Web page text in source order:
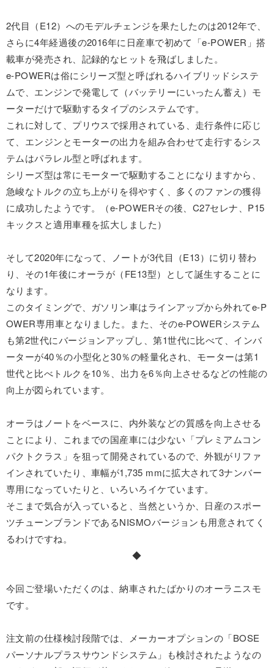
2代目（E12）へのモデルチェンジを果たしたのは2012年で、
さらに4年経過後の2016年に日産車で初めて「e-POWER」搭
載車が発売され、記録的なヒットを飛ばしました。
e-POWERは俗にシリーズ型と呼ばれるハイブリッドシステ
ムで、エンジンで発電して（バッテリーにいったん蓄え）モ
ーターだけで駆動するタイプのシステムです。
これに対して、プリウスで採用されている、走行条件に応じ
て、エンジンとモーターの出力を組み合わせて走行するシス
テムはパラレル型と呼ばれます。
シリーズ型は常にモーターで駆動することになりますから、
急峻なトルクの立ち上がりを得やすく、多くのファンの獲得
に成功したようです。（e-POWERその後、C27セレナ、P15
キックスと適用車種を拡大しました）
そして2020年になって、ノートが3代目（E13）に切り替わ
り、その1年後にオーラが（FE13型）として誕生することに
なります。
このタイミングで、ガソリン車はラインアップから外れてe-P
OWER専用車となりました。また、そのe-POWERシステム
も第2世代にバージョンアップし、第1世代に比べて、インバ
ーターが40％の小型化と30％の軽量化され、モーターは第1
世代と比べトルクを10％、出力を6％向上させるなどの性能の
向上が図られています。
オーラはノートをベースに、内外装などの質感を向上させる
ことにより、これまでの国産車には少ない「プレミアムコン
パクトクラス」を狙って開発されているので、外観がリファ
インされていたり、車幅が1,735 mmに拡大されて3ナンバー
専用になっていたりと、いろいろイケています。
そこまで気合が入っていると、当然というか、日産のスポー
ツチューンブランドであるNISMOバージョンも用意されてく
るわけですね。
◆
今回ご登場いただくのは、納車されたばかりのオーラニスモ
です。
注文前の仕様検討段階では、メーカーオプションの「BOSE
パーソナルプラスサウンドシステム」も検討されたようなの